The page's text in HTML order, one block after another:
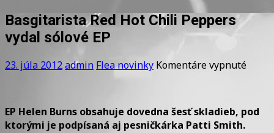
Basgitarista Red Hot Chili Peppers
vydal sólové EP
23. júla 2012admin Flea novinky Komentáre vypnuténa
Hot
Chili
EP Helen Burns obsahuje dovedna šesť skladieb, pod
ktorými je podpísaná aj pesničkárka Patti Smith.